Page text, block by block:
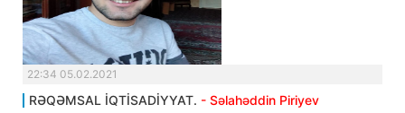
22:34 05.02.2021
RƏQƏMSAL İQTİSADİYYAT. - Səlahəddin Piriyev